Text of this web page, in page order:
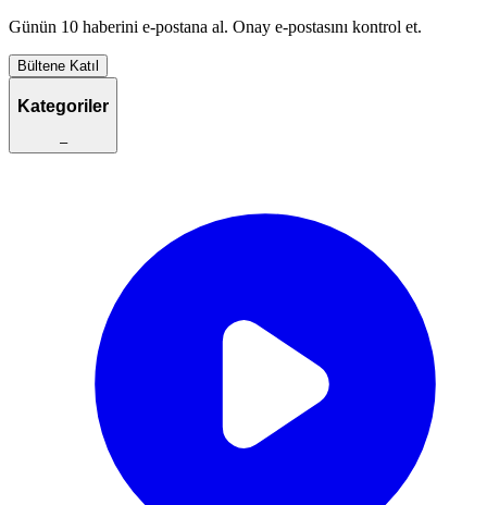
Günün 10 haberini e-postana al. Onay e-postasını kontrol et.
Bültene Katıl
Kategoriler
–